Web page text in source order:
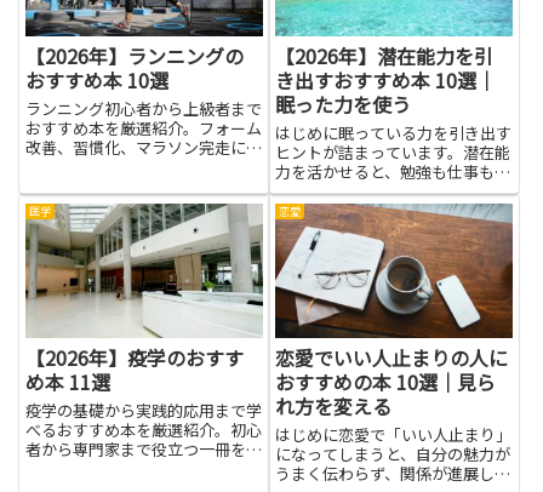
【2026年】ランニングの
おすすめ本 10選
ランニング初心者から上級者まで
おすすめ本を厳選紹介。フォーム
改善、習慣化、マラソン完走に役
【2026年】潜在能力を引
き出すおすすめ本 10選｜
眠った力を使う
はじめに眠っている力を引き出す
ヒントが詰まっています。潜在能
力を活かせると、勉強も仕事も、
日常のちょっとした困りごとも前
向きに進みやすくなります。本を
通じて、難しい課題を小さく分解
して考える力が育ち、自己理解が
深まります。新しい習慣をつく
る...
医学
【2026年】疫学のおすす
め本 11選
疫学の基礎から実践的応用まで学
べるおすすめ本を厳選紹介。初心
者から専門家まで役立つ一冊を探
恋愛
恋愛でいい人止まりの人に
おすすめの本 10選｜見ら
れ方を変える
はじめに恋愛で「いい人止まり」
になってしまうと、自分の魅力が
うまく伝わらず、関係が進展しに